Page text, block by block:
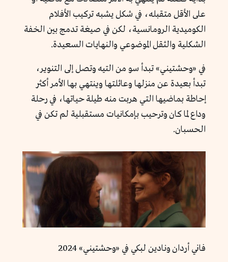
على الأقل متقبله، في شكل يشبه تركيب الأفلام
الكوميدية الرومانسية، لكن في صيغة تدمج بين الخفة
الشكلية والثقل الموضوعي والنهايات السعيدة.
في «وحشتيني» تبدأ سو من التيه وتصل إلى التنوير،
تبدأ بعيدة عن منزلها وعائلتها وينتهي بها الأمر أكثر
إحاطة بماضيها التي هربت منه طيلة حياتها، في رحلة
وداع لما كان وترحيب بإمكانيات مستقبلية لم تكن في
الحسبان.
فاني أردان ونادين لبكي في «وحشتيني» 2024